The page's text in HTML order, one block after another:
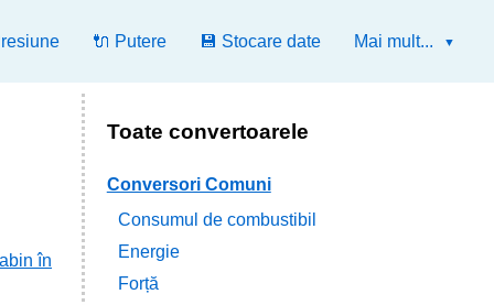
🔌 Putere 💾 Stocare date Mai mult...
în
Toate convertoarele
Conversori Comuni
Consumul de combustibil
Energie
Forță